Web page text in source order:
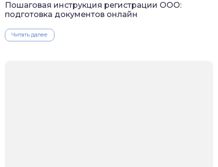
Пошаговая инструкция регистрации ООО:
подготовка документов онлайн
Читать далее